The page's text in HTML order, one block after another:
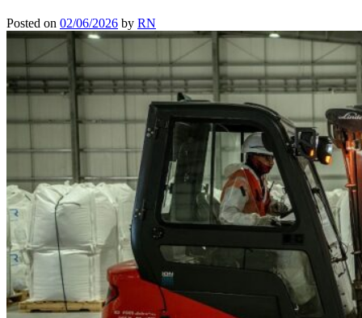
Posted on 02/06/2026 by RN